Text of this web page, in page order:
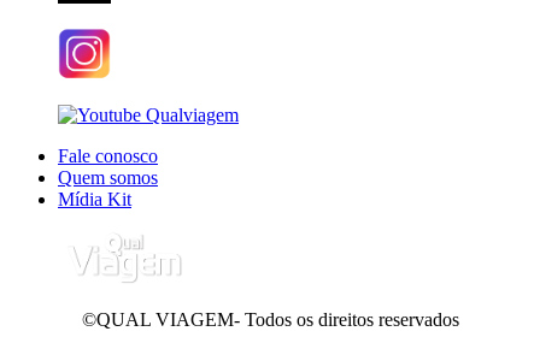
Fale conosco
Quem somos
Mídia Kit
©QUAL VIAGEM- Todos os direitos reservados